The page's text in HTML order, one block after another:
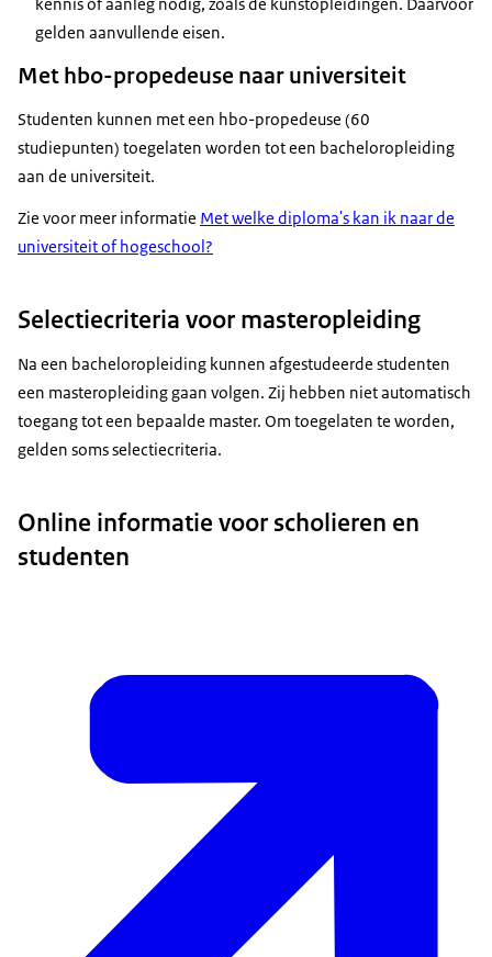
dan de mogelijkheden op
ruim van tevoren contact op met de
studentendecaan… en
bespreek je behoefte.
Beeldtekst:
studiefinanciering
Basis beurs
Collegegeldkrediet
Voice-over
voor 1 juli studiefinanciering aan bij DUO als je dit
in september nodig hebt.
een lening en
diploma? Dan hoef je de basisbeurs, de
aanvullende beurs en het studentenreisproduct
niet terug te betalen. Je lening en
collegegeldkrediet moet je altijd terugbetalen.
www.duo.l/rekenhulp
kijk voor meer informatie op
gelden aanvullende eisen.
Met hbo-propedeuse naar universiteit
Studenten kunnen met een hbo-propedeuse (60
studiepunten) toegelaten worden tot een bacheloropleiding
aan de universiteit.
Zie voor meer informatie Met welke diploma's kan ik naar de
universiteit of hogeschool?
Selectiecriteria voor masteropleiding
Na een bacheloropleiding kunnen afgestudeerde studenten
een masteropleiding gaan volgen. Zij hebben niet automatisch
toegang tot een bepaalde master. Om toegelaten te worden,
gelden soms selectiecriteria.
Online informatie voor scholieren en
studenten